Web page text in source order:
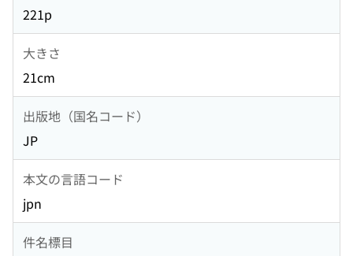
221p
大きさ
21cm
出版地（国名コード）
JP
本文の言語コード
jpn
件名標目